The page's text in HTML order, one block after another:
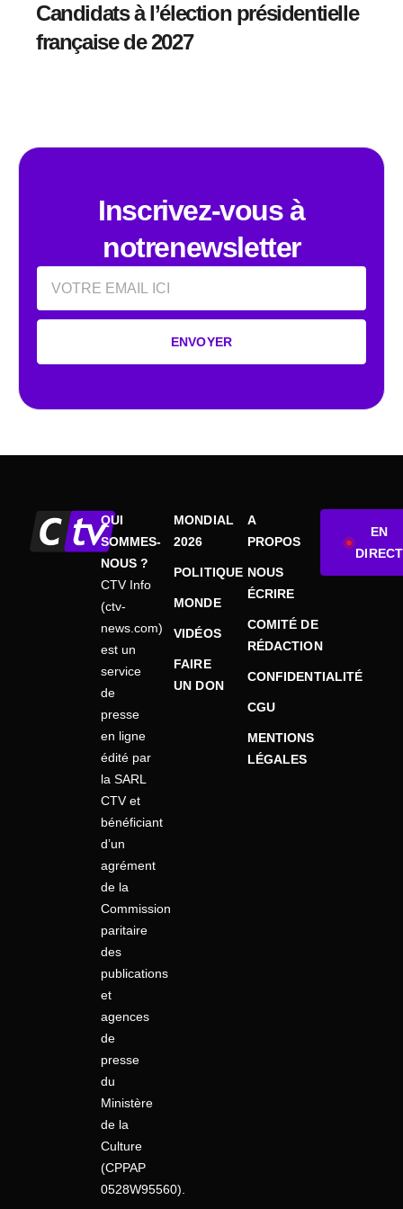
Candidats à l’élection présidentielle
française de 2027
Inscrivez-vous à
notrenewsletter
Email
ENVOYER
QUI
SOMMES-
NOUS ?
CTV Info
(ctv-
news.com)
est un
service
de
presse
en ligne
édité par
la SARL
CTV et
bénéficiant
d’un
agrément
de la
Commission
paritaire
des
publications
et
agences
de
presse
du
Ministère
de la
Culture
(CPPAP
0528W95560).
MONDIAL
2026
POLITIQUE
MONDE
VIDÉOS
FAIRE
UN DON
A
PROPOS
NOUS
ÉCRIRE
COMITÉ DE
RÉDACTION
CONFIDENTIALITÉ
CGU
MENTIONS
LÉGALES
EN
DIRECT